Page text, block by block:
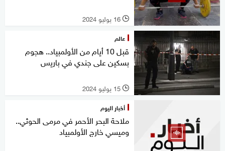
l 16 يوليو 2024
عالم
قبل 10 أيام من الأولمبياد.. هجوم
بسكين على جندي في باريس
l 15 يوليو 2024
أخبار اليوم
ملاحة البحر الأحمر في مرمى الحوثي..
وميسي خارج الأولمبياد